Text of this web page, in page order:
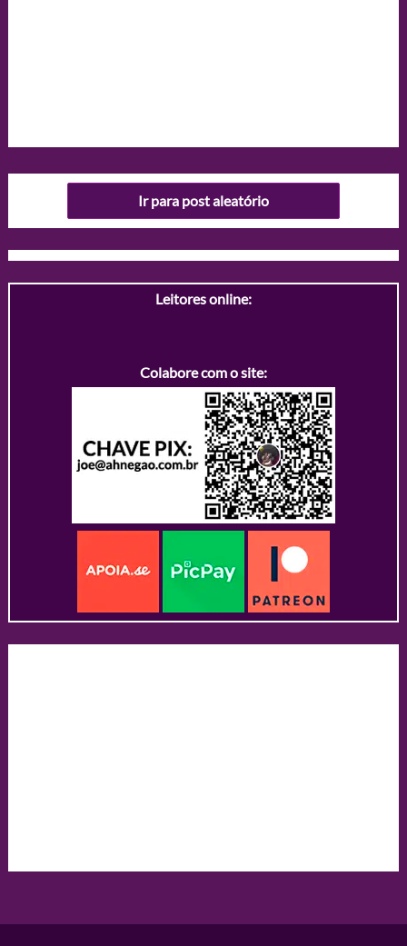
Ir para post aleatório
Leitores online:
Colabore com o site: